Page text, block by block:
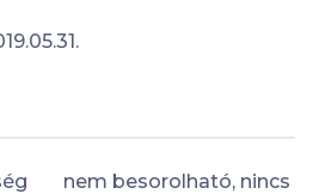
nem besorolható, nincs